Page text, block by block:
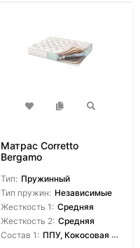
Матрас Corretto
Bergamo
Тип: Пружинный
Тип пружин: Независимые
Жесткость 1: Средняя
Жесткость 2: Средняя
Состав 1: ППУ, Кокосовая койра